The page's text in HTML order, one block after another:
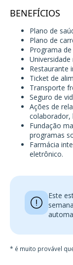
BENEFÍCIOS
Plano de
Plano de
Programa
Restaurante
Ticket de
Transporte
Seguro de
Ações de
colaborador,
Fundação
programas
Farmácia
eletrônico.
Este
* é muito provável